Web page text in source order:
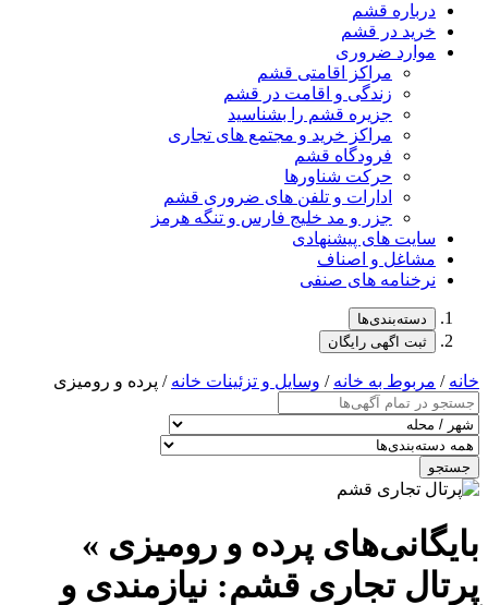
درباره قشم
خرید در قشم
موارد ضروری
مراکز اقامتی قشم
زندگی و اقامت در قشم
جزیره قشم را بشناسید
مراکز خرید و مجتمع های تجاری
فرودگاه قشم
حرکت شناورها
ادارات و تلفن های ضروری قشم
جزر و مد خلیج فارس و تنگه هرمز
سایت های پیشنهادی
مشاغل و اصناف
نرخنامه های صنفی
دسته‌بندی‌ها
ثبت اگهی رایگان
خانه / مربوط به خانه / وسایل و تزئینات خانه / پرده و رومیزی
جستجو
بایگانی‌های پرده و رومیزی »
پرتال تجاری قشم: نیازمندی و